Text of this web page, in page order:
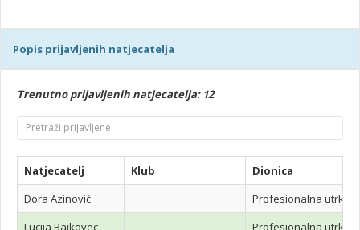
Popis prijavljenih natjecatelja
Trenutno prijavljenih natjecatelja: 12
Natjecatelj Klub
Dionica
Dora Azinović
Profesionalna utrka
Lucija Bajkovec
Profesionalna utrka